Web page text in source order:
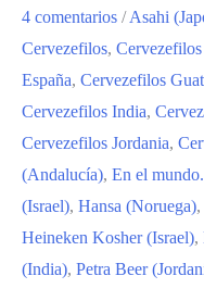
4 comentarios /Asahi
Cervezefilos,
España, Cervezefilos
Cervezefilos India,
Cervezefilos Jordania,
(Andalucía), En el
(Israel), Hansa (Noruega),
Heineken Kosher (Israel),
(India), Petra Beer